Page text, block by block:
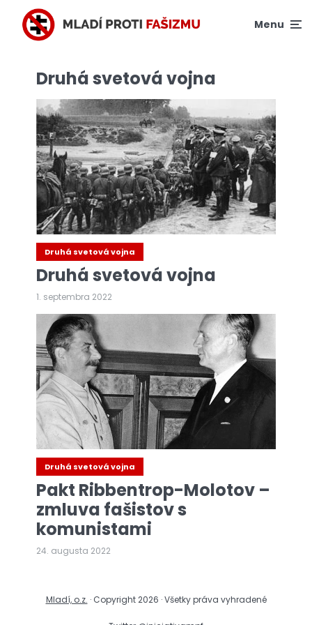
Menu
Druhá svetová vojna
Druhá svetová vojna
Druhá svetová vojna
1. septembra 2022
Druhá svetová vojna
Pakt Ribbentrop-Molotov –
zmluva fašistov s
komunistami
24. augusta 2022
Mladí, o.z. · Copyright 2026 · Všetky práva vyhradené